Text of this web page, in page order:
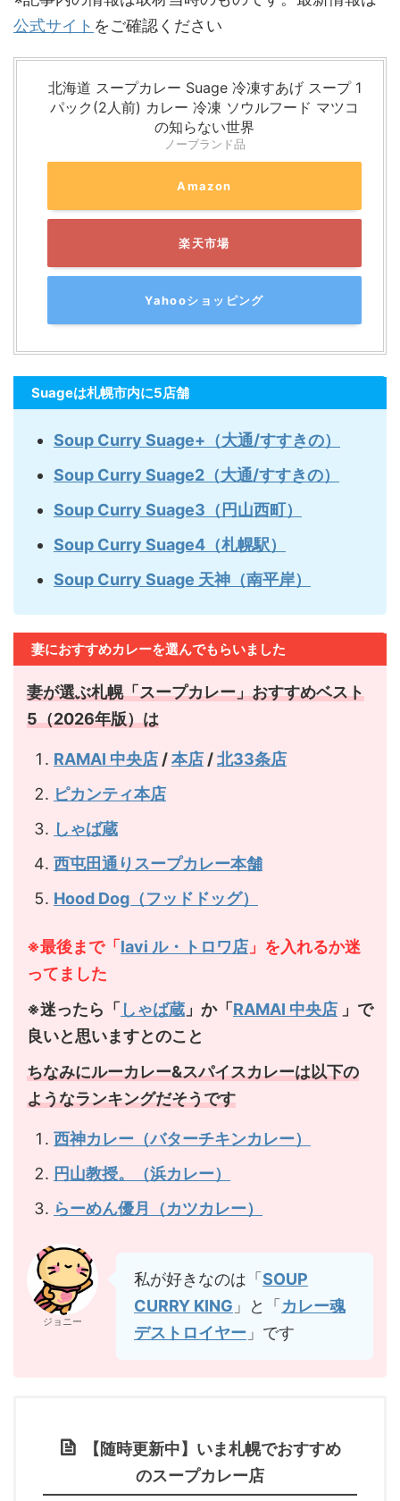
公式サイト をご確認ください
北海道 スープカレー Suage 冷凍すあげ スープ 1
パック(2人前) カレー 冷凍 ソウルフード マツコ
の知らない世界
ノーブランド品
Amazon
楽天市場
Yahooショッピング
Suageは札幌市内に5店舗
Soup Curry Suage+（大通/すすきの）
Soup Curry Suage2（大通/すすきの）
Soup Curry Suage3（円山西町）
Soup Curry Suage4（札幌駅）
Soup Curry Suage 天神（南平岸）
妻におすすめカレーを選んでもらいました
妻が選ぶ札幌「スープカレー」おすすめベスト
5（2026年版）は
RAMAI 中央店 /本店 /北33条店
ピカンティ本店
しゃば蔵
西屯田通りスープカレー本舗
Hood Dog（フッドドッグ）
※最後まで「 lavi ル・トロワ店 」 を入れるか迷
ってました
※迷ったら「 しゃば蔵 」か「 RAMAI 中央店 」で
良いと思いますとのこと
ちなみにルーカレー&スパイスカレーは以下の
ようなランキングだそうです
西神カレー（バターチキンカレー）
円山教授。（浜カレー）
らーめん優月（カツカレー）
ジョニー
私が好きなのは「 SOUP
CURRY KING 」と「 カレー魂
デストロイヤー 」です
【随時更新中】いま札幌でおすすめ
のスープカレー店